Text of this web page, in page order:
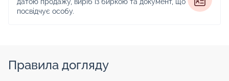
посвідчує особу.
Правила догляду